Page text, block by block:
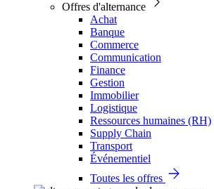
Offres d'alternance
Achat
Banque
Commerce
Communication
Finance
Gestion
Immobilier
Logistique
Ressources humaines (RH)
Supply Chain
Transport
Événementiel
Toutes les offres